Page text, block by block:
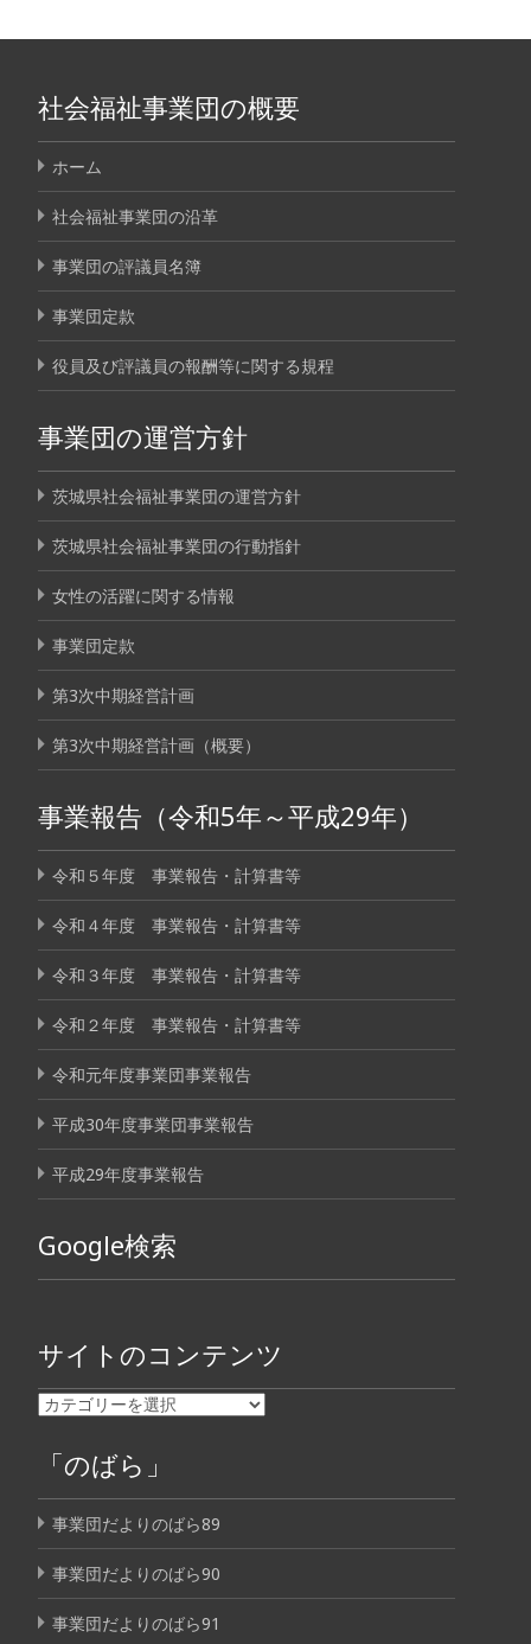
社会福祉事業団の概要
ホーム
社会福祉事業団の沿革
事業団の評議員名簿
事業団定款
役員及び評議員の報酬等に関する規程
事業団の運営方針
茨城県社会福祉事業団の運営方針
茨城県社会福祉事業団の行動指針
女性の活躍に関する情報
事業団定款
第3次中期経営計画
第3次中期経営計画（概要）
事業報告（令和5年～平成29年）
令和５年度 事業報告・計算書等
令和４年度 事業報告・計算書等
令和３年度 事業報告・計算書等
令和２年度 事業報告・計算書等
令和元年度事業団事業報告
平成30年度事業団事業報告
平成29年度事業報告
Google検索
サイトのコンテンツ
「のばら」
事業団だよりのばら89
事業団だよりのばら90
事業団だよりのばら91